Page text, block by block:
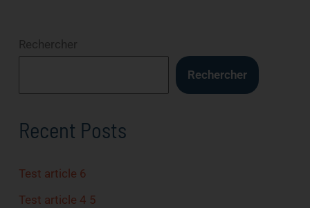
Rechercher
Rechercher
Recent Posts
Test article 6
Test article 4 5